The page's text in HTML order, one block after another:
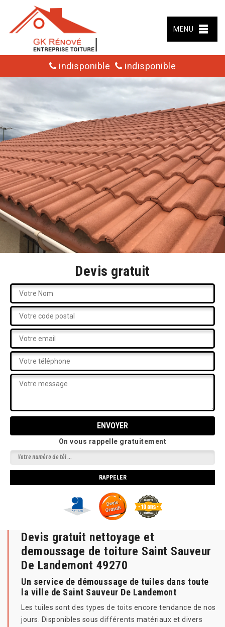
MENU
indisponible indisponible
Devis gratuit
On vous rappelle gratuitement
Devis gratuit nettoyage et
demoussage de toiture Saint Sauveur
De Landemont 49270
Un service de démoussage de tuiles dans toute
la ville de Saint Sauveur De Landemont
Les tuiles sont des types de toits encore tendance de nos
jours. Disponibles sous différents matériaux et divers